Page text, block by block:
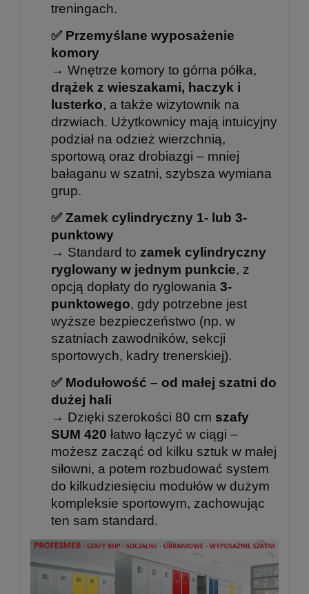
treningach.
✅ Przemyślane wyposażenie
komory
→ Wnętrze komory to górna półka,
drążek z wieszakami, haczyk i
lusterko, a także wizytownik na
drzwiach. Użytkownicy mają intuicyjny
podział na odzież wierzchnią,
sportową oraz drobiazgi – mniej
bałaganu w szatni, szybsza wymiana
grup.
✅ Zamek cylindryczny 1- lub 3-
punktowy
→ Standard to zamek cylindryczny
ryglowany w jednym punkcie, z
opcją dopłaty do ryglowania 3-
punktowego, gdy potrzebne jest
wyższe bezpieczeństwo (np. w
szatniach zawodników, sekcji
sportowych, kadry trenerskiej).
✅ Modułowość – od małej szatni do
dużej hali
→ Dzięki szerokości 80 cm szafy
SUM 420 łatwo łączyć w ciągi –
możesz zacząć od kilku sztuk w małej
siłowni, a potem rozbudować system
do kilkudziesięciu modułów w dużym
kompleksie sportowym, zachowując
ten sam standard.